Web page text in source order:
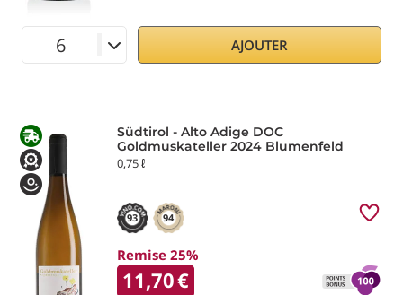
AJOUTER
Südtirol - Alto Adige DOC
Goldmuskateller 2024 Blumenfeld
0,75 ℓ
93 94
Remise 25%
11,70€